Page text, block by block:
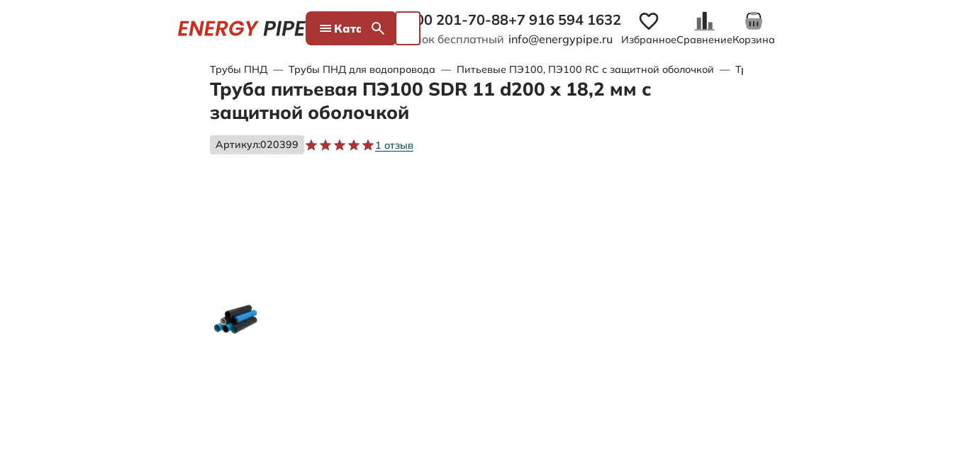
Каталог 8 800 201-70-88
Звонок бесплатный
+7 916 594 1632
info@energypipe.ru ИзбранноеСравнениеКорзина
Трубы ПНД — Трубы ПНД для водопровода — Питьевые ПЭ100, ПЭ100 RC с защитной оболочкой — Труба питьевая ПЭ100 SDR 11 d200 х
Труба питьевая ПЭ100 SDR 11 d200 х 18,2 мм с
защитной оболочкой
Артикул:020399 1 отзыв